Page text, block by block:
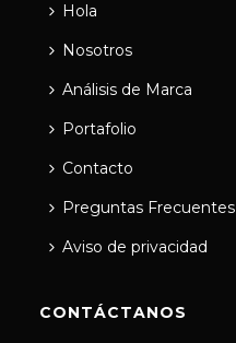
Hola
Nosotros
Análisis de Marca
Portafolio
Contacto
Preguntas Frecuentes
Aviso de privacidad
CONTÁCTANOS